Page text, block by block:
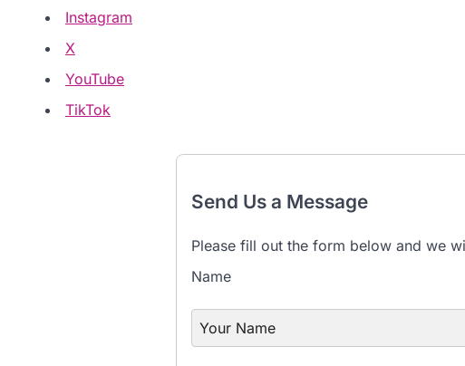
Instagram
X
YouTube
TikTok
Send Us a Message
Please fill out the form below and we
Name